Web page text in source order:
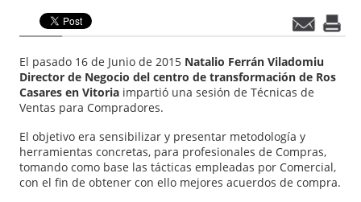
El pasado 16 de Junio de 2015 Natalio Ferrán Viladomiu
Director de Negocio del centro de transformación de Ros
Casares en Vitoria impartió una sesión de Técnicas de
Ventas para Compradores.
El objetivo era sensibilizar y presentar metodología y
herramientas concretas, para profesionales de Compras,
tomando como base las tácticas empleadas por Comercial,
con el fin de obtener con ello mejores acuerdos de compra.